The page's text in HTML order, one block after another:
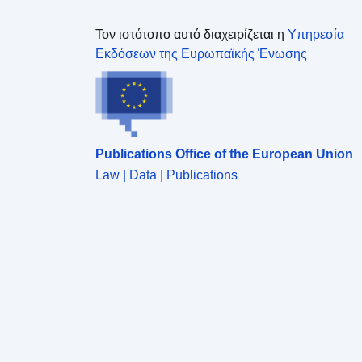
κατοικιών.Ωστόσο, ορισμένες από αυτές ισχύουν
και για τις υφιστάμενες κατασκευές. Ανάλογα με το
είδος της κατασκευής (υφιστάμενη ή μελλοντική),
ορισμένες από αυτές τις απαιτήσεις είναι
υποχρεωτικές ή απλά συνιστώνται. Το εγκεκριμένο
RPP είναι δουλεία κοινής ωφέλειας και είναι
εκτελεστό έναντι τρίτων.Κανονιστική οριοθέτηση
του σχεδίου πρόληψης κινδύνων για την
αποχώρηση των Argiles του δήμου Castillon-Savès
Τον ιστότοπο αυτό διαχειρίζεται η Υπηρεσία
Εκδόσεων της Ευρωπαϊκής Ένωσης
Publications Office of the European Union
Law | Data | Publications